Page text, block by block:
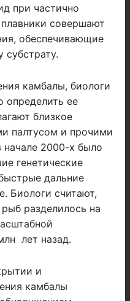
при частично
совершают
обеспечивающие
камбалы, биологи
определить ее
близкое
палтусом и прочими
начале 2000-х было
генетические
дальние
Биологи считают,
разделилось на
лет назад.
и
камбалы